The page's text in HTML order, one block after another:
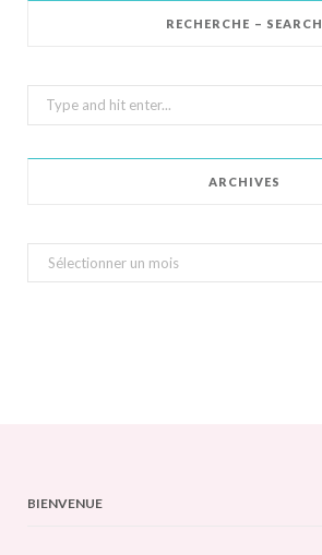
RECHERCHE – SEARCH
Search
for:
ARCHIVES
Archives
BIENVENUE